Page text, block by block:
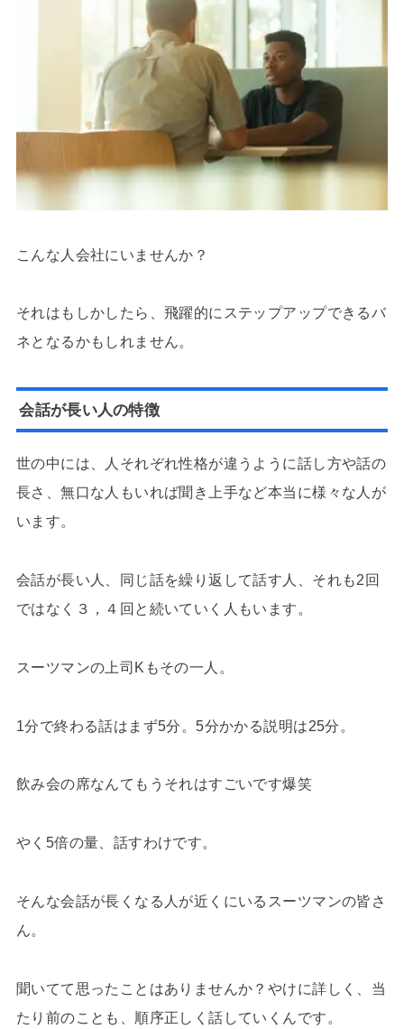
こんな人会社にいませんか？
それはもしかしたら、飛躍的にステップアップできるバ
ネとなるかもしれません。
会話が長い人の特徴
世の中には、人それぞれ性格が違うように話し方や話の
長さ、無口な人もいれば聞き上手など本当に様々な人が
います。
会話が長い人、同じ話を繰り返して話す人、それも2回
ではなく３，４回と続いていく人もいます。
スーツマンの上司Kもその一人。
1分で終わる話はまず5分。5分かかる説明は25分。
飲み会の席なんてもうそれはすごいです爆笑
やく5倍の量、話すわけです。
そんな会話が長くなる人が近くにいるスーツマンの皆さ
ん。
聞いてて思ったことはありませんか？やけに詳しく、当
たり前のことも、順序正しく話していくんです。